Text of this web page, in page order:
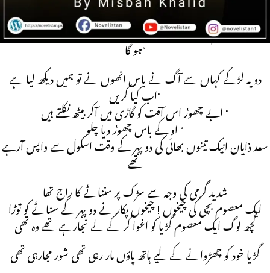
چھوڑو بچی کو تم لوگ کہاں لے جارہے ہو اسے چھوڑ دو ورنہ اچھا نہیں
ہو گا“
دو یہ لڑکے کہاں سے آگ نے باس انھوں نے تو ہمیں دیکھ لیا ہے
اب کیا کریں“
ابے چھوڑ اس آفت کو گاڑی میں آکر بیٹھ نکلتے ہیں “
او کے باس چھوڑ دیا چلو “
سعد ذایان انیک تینوں بھائی کی دو پہر کے وقت اسکول سے واپس آرہے
تھے
شدید گرمی کی وجہ سے سڑک پر سنناٹے کا راج تھا
ایک معصوم بچی کی چیخوں ! چیخوں پکار نے دو پہر کے سناٹے کو توڑا
کچھ لوگ ایک معصوم گڑیا کو اغوا کر کے لے نجارہے تھے وہ تھی
گڑیا خود کو چھڑوانے کے لیے ہاتھ پاؤں مار رہی تھی شور مجارہی تھی